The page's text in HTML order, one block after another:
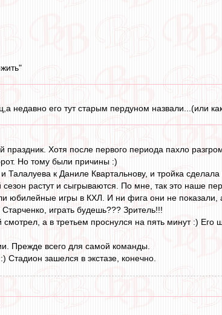
недавно его тут старым пердуном назвали...(или
праздник. Хотя после первого периода пахло
Но тому были причины :)
к Даниле Квартальнову, и тройка
растут и сыгрываются. По мне, так это наше
юбилейные игры в КХЛ. И ни фига они не показали,
играть будешь??? Зритель!!!
а в третьем проснулся на пять минут :) Его
Прежде всего для самой команды.
Стадион зашелся в экстазе, конечно.